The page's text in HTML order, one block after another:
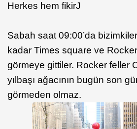
Herkes hem fikirJ
Sabah saat 09:00’da
kadar Times square ve
görmeye gittiler. Rocker feller
yılbaşı ağacının bugün son
görmeden olmaz.